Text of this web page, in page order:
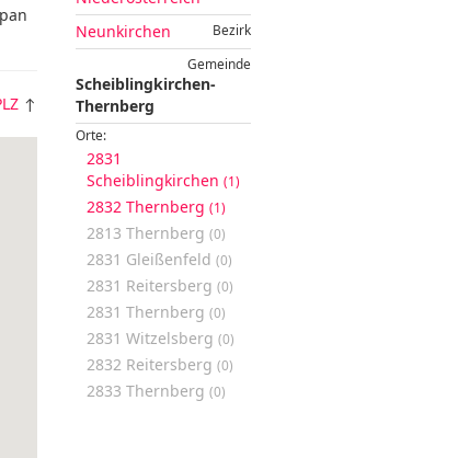
↑
Bezirk
Neunkirchen
Gemeinde
Scheiblingkirchen-
Thernberg
Orte:
2831
Scheiblingkirchen (1)
2832 Thernberg (1)
2813 Thernberg (0)
2831 Gleißenfeld (0)
2831 Reitersberg (0)
2831 Thernberg (0)
2831 Witzelsberg (0)
2832 Reitersberg (0)
2833 Thernberg (0)